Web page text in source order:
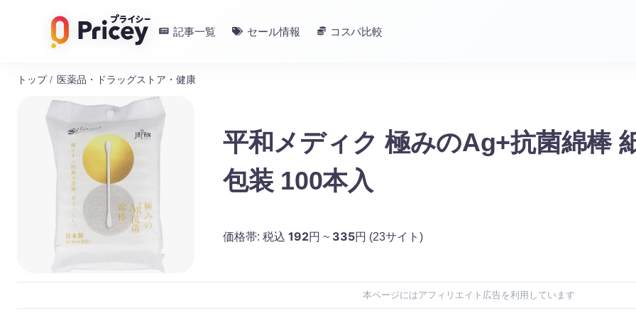
記事一覧 セール情報 コスパ比較
トップ / 医薬品・ドラッグストア・健康
平和メディク 極みのAg+抗菌綿棒
包装 100本入
価格帯: 税込 192円 ~ 335円 (23サイト)
本ページにはアフィリエイト広告を利用しています